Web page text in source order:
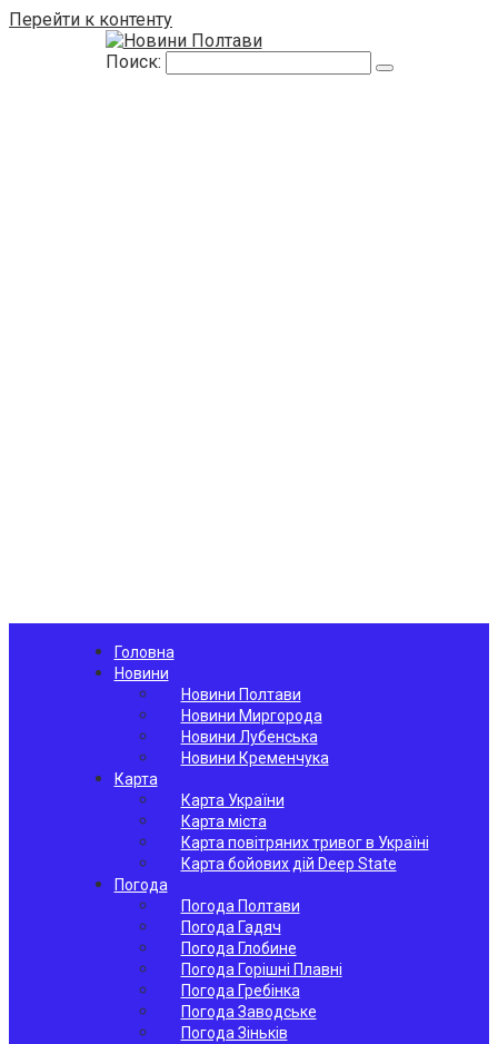
Перейти к контенту
Поиск:
Головна
Новини
Новини Полтави
Новини Миргорода
Новини Лубенська
Новини Кременчука
Карта
Карта України
Карта міста
Карта повітряних тривог в Україні
Карта бойових дій Deep State
Погода
Погода Полтави
Погода Гадяч
Погода Глобине
Погода Горішні Плавні
Погода Гребінка
Погода Заводське
Погода Зіньків